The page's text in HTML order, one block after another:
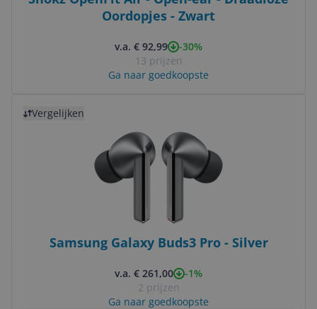
Oordopjes - Zwart
v.a. € 92,99
-30%
13 prijzen
Ga naar goedkoopste
Vergelijken
Samsung Galaxy Buds3 Pro - Silver
v.a. € 261,00
-1%
2 prijzen
Ga naar goedkoopste